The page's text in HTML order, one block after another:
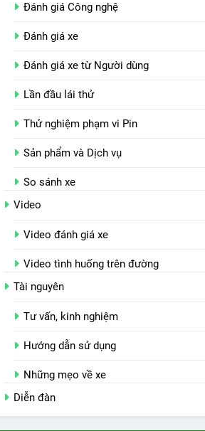
Đánh giá Công nghệ
Đánh giá xe
Đánh giá xe từ Người dùng
Lần đầu lái thử
Thử nghiệm phạm vi Pin
Sản phẩm và Dịch vụ
So sánh xe
Video
Video đánh giá xe
Video tình huống trên đường
Tài nguyên
Tư vấn, kinh nghiệm
Hướng dẫn sử dụng
Những mẹo về xe
Diễn đàn